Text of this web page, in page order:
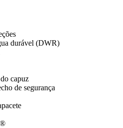
durável (DWR)
capuz
de segurança